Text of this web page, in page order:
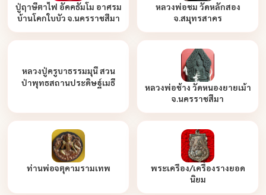
ปู่ฤาษีตาไฟ อัคคธัมโม อาศรม
บ้านโคกใบบัว จ.นครราชสีมา
หลวงพ่อชม วัดหลักสอง
จ.สมุทรสาคร
หลวงปู่ครูบาธรรมมุนี สวน
ป่าพุทธสถานประดิษฐ์เมธี
หลวงพ่อช้าง วัดหนองยายเม้า
จ.นครราชสีมา
ท่านพ่อจตุคามรามเทพ
พระเครือง/เครื่องรางยอด
นิยม